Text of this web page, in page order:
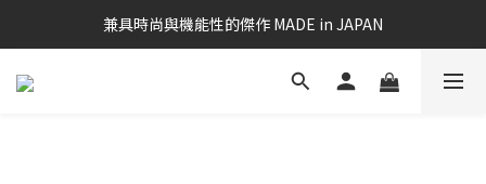
兼具時尚與機能性的傑作 MADE in JAPAN